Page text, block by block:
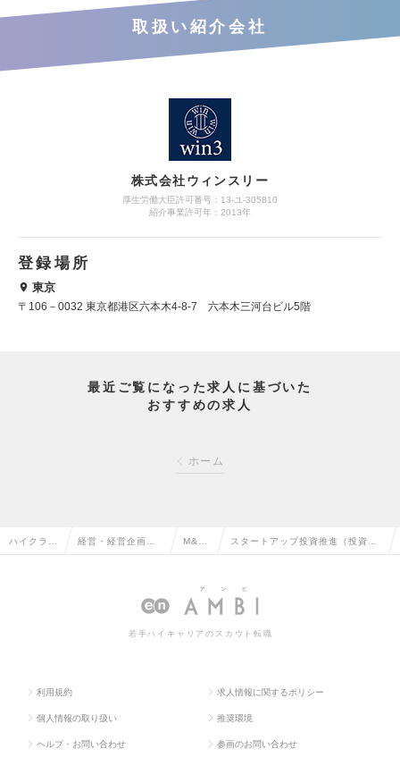
取扱い紹介会社
株式会社ウィンスリー
厚生労働大臣許可番号：13-ユ-305810
紹介事業許可年：2013年
登録場所
東京
〒106－0032 東京都港区六本木4-8-7 六本木三河台ビル5階
最近ご覧になった求人に基づいた
おすすめの求人
ホーム
ハイクラス 経営・経営企画・ M&A
職
スタートアップ投資推進（投資企
若手ハイキャリアのスカウト転職
利用規約 求人情報に関するポリシー
個人情報の取り扱い 推奨環境
ヘルプ・お問い合わせ 参画のお問い合わせ